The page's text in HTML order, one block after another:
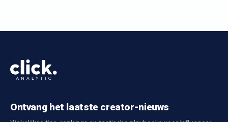
Ontvang het laatste creator-nieuws